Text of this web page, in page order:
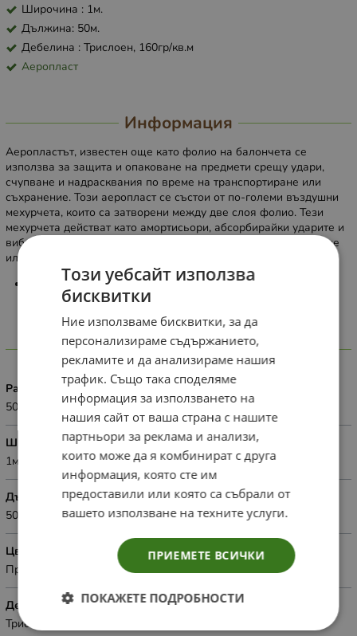
Широчина : 1м.
Дължина: 50м.
Дебелина : Трислоен, 160гр/кв.м
Аеропласт
Информация
Аеропластът, известен още като фолио на балончета се
използва за защита и опаковане на предмети срещу удари,
счупване и надрасквания по време на транспортиране или
съхранение. Този аеропласт се състои от по-големи въздушни
мехурчета, които са затворени между две слоя фолио. Тези
мехурчета действат като амортисьори, абсорбирайки ударите и
вибрациите, които могат да се получат по време на пренасяне
или съхранение на предметите.
Показаната цена е за 1 ролка.
Характеристики
Размер
50кв.м
Широчина
1м.
Дължина
50м.
Цвят
Прозрачен
Дебелина
Трислоен
Този уебсайт използва
бисквитки
Ние използваме бисквитки, за да
персонализираме съдържанието,
рекламите и да анализираме нашия
трафик. Също така споделяме
информация за използването на
нашия сайт от ваша страна с нашите
партньори за реклама и анализи,
които може да я комбинират с друга
информация, която сте им
предоставили или която са събрали от
вашето използване на техните услуги.
ПРИЕМЕТЕ ВСИЧКИ
ПОКАЖЕТЕ ПОДРОБНОСТИ